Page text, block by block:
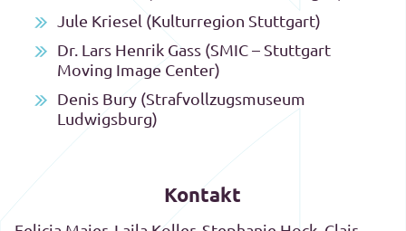
Jule Kriesel (Kulturregion Stuttgart)
Dr. Lars Henrik Gass (SMIC – Stuttgart
Moving Image Center)
Denis Bury (Strafvollzugsmuseum
Ludwigsburg)
Kontakt